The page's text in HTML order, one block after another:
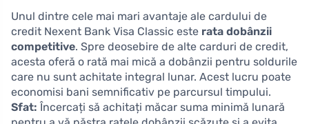
Unul dintre cele mai mari avantaje ale cardului de
credit Nexent Bank Visa Classic este rata dobânzii
competitive. Spre deosebire de alte carduri de credit,
acesta oferă o rată mai mică a dobânzii pentru soldurile
care nu sunt achitate integral lunar. Acest lucru poate
economisi bani semnificativ pe parcursul timpului.
Sfat: Încercați să achitați măcar suma minimă lunară